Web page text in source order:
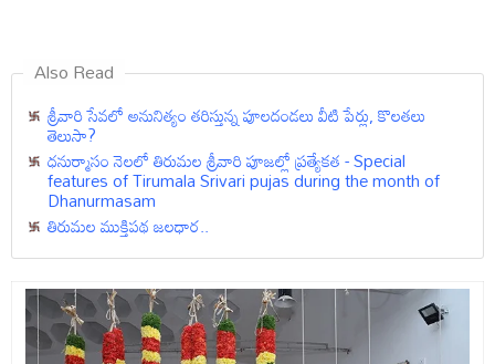
Also Read
శ్రీవారి సేవలో అనునిత్యం తరిస్తున్న పూలదండలు వీటి పేర్లు, కొలతలు
తెలుసా?
ధనుర్మాసం నెలలో తిరుమల శ్రీవారి పూజల్లో ప్రత్యేకత - Special
features of Tirumala Srivari pujas during the month of
Dhanurmasam
తిరుమల ముక్తిపథ జలధార..